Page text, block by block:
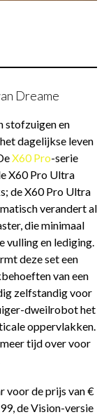
Dreame
stofzuigen en
dagelijkse leven
X60 Pro-serie
X60 Pro Ultra
de X60 Pro Ultra
verandert al
die minimaal
vulling en lediging.
deze set een
van een
zelfstandig voor
dweilrobot het
oppervlakken.
tijd over voor
voor de prijs van €
de Vision-versie